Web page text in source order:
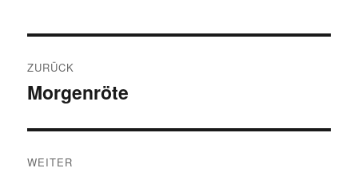
ZURÜCK
Vorheriger
Morgenröte
WEITER